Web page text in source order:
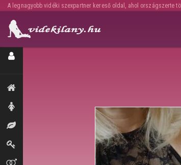
A legnagyobb vidéki szexpartner kereső oldal, ahol országszerte